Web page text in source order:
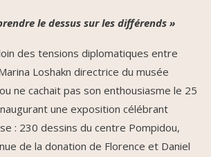
le dessus sur les différends »
des tensions diplomatiques entre
Loshakn directrice du musée
ne cachait pas son enthousiasme le 25
une exposition célébrant
: 230 dessins du centre Pompidou,
de la donation de Florence et Daniel